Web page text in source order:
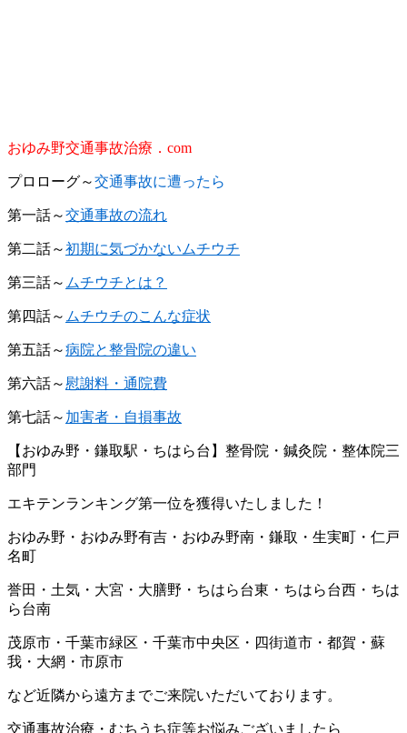
おゆみ野交通事故治療．com
プロローグ～交通事故に遭ったら
第一話～交通事故の流れ
第二話～初期に気づかないムチウチ
第三話～ ムチウチとは？
第四話～ ムチウチのこんな症状
第五話～病院と整骨院の違い
第六話～慰謝料・通院費
第七話～ 加害者・自損事故
【おゆみ野・鎌取駅・ちはら台】整骨院・鍼灸院・整体院三
部門
エキテンランキング第一位を獲得いたしました！
おゆみ野・おゆみ野有吉・おゆみ野南・鎌取・生実町・仁戸
名町
誉田・土気・大宮・大膳野・ちはら台東・ちはら台西・ちは
ら台南
茂原市・千葉市緑区・千葉市中央区・四街道市・都賀・蘇
我・大網・市原市
など近隣から遠方までご来院いただいております。
交通事故治療・むちうち症等お悩みございましたら